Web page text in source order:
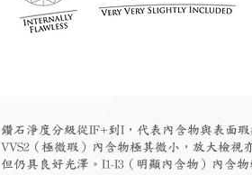
鑽石淨度分級從IF+到I，代表內含物與表面
VVS2（極微瑕）內含物極其微小，放大檢視
但仍具良好光澤。I1-I3（明顯內含物）內含